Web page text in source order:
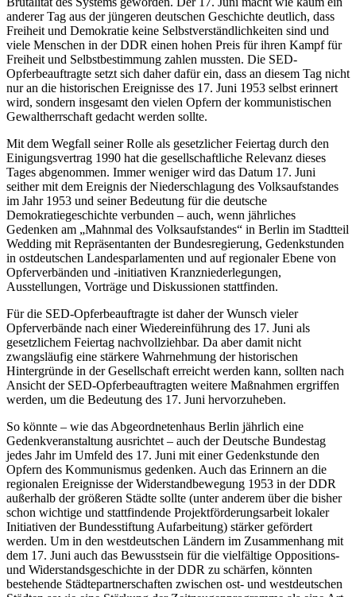
anderer Tag aus der jüngeren deutschen Geschichte deutlich, dass
Freiheit und Demokratie keine Selbstverständlichkeiten sind und
viele Menschen in der DDR einen hohen Preis für ihren Kampf für
Freiheit und Selbstbestimmung zahlen mussten. Die SED-
Opferbeauftragte setzt sich daher dafür ein, dass an diesem Tag nicht
nur an die historischen Ereignisse des 17. Juni 1953 selbst erinnert
wird, sondern insgesamt den vielen Opfern der kommunistischen
Gewaltherrschaft gedacht werden sollte.
Mit dem Wegfall seiner Rolle als gesetzlicher Feiertag durch den
Einigungsvertrag 1990 hat die gesellschaftliche Relevanz dieses
Tages abgenommen. Immer weniger wird das Datum 17. Juni
seither mit dem Ereignis der Niederschlagung des Volksaufstandes
im Jahr 1953 und seiner Bedeutung für die deutsche
Demokratiegeschichte verbunden – auch, wenn jährliches
Gedenken am „Mahnmal des Volksaufstandes“ in Berlin im Stadtteil
Wedding mit Repräsentanten der Bundesregierung, Gedenkstunden
in ostdeutschen Landesparlamenten und auf regionaler Ebene von
Opferverbänden und -initiativen Kranzniederlegungen,
Ausstellungen, Vorträge und Diskussionen stattfinden.
Für die SED-Opferbeauftragte ist daher der Wunsch vieler
Opferverbände nach einer Wiedereinführung des 17. Juni als
gesetzlichem Feiertag nachvollziehbar. Da aber damit nicht
zwangsläufig eine stärkere Wahrnehmung der historischen
Hintergründe in der Gesellschaft erreicht werden kann, sollten nach
Ansicht der SED-Opferbeauftragten weitere Maßnahmen ergriffen
werden, um die Bedeutung des 17. Juni hervorzuheben.
So könnte – wie das Abgeordnetenhaus Berlin jährlich eine
Gedenkveranstaltung ausrichtet – auch der Deutsche Bundestag
jedes Jahr im Umfeld des 17. Juni mit einer Gedenkstunde den
Opfern des Kommunismus gedenken. Auch das Erinnern an die
regionalen Ereignisse der Widerstandbewegung 1953 in der DDR
außerhalb der größeren Städte sollte (unter anderem über die bisher
schon wichtige und stattfindende Projektförderungsarbeit lokaler
Initiativen der Bundesstiftung Aufarbeitung) stärker gefördert
werden. Um in den westdeutschen Ländern im Zusammenhang mit
dem 17. Juni auch das Bewusstsein für die vielfältige Oppositions-
und Widerstandsgeschichte in der DDR zu schärfen, könnten
bestehende Städtepartnerschaften zwischen ost- und westdeutschen